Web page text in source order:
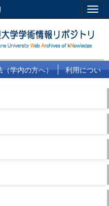
（学内の方へ）
利用につい